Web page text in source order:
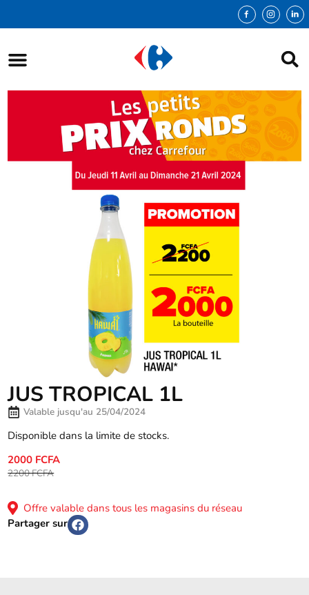
JUS TROPICAL 1L
Valable jusqu'au 25/04/2024
Disponible dans la limite de stocks.
2000 FCFA
2200 FCFA
Offre valable dans tous les magasins du réseau
Partager sur